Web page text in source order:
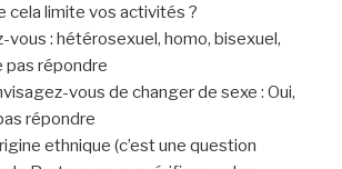
cela limite vos activités ?
vous : hétérosexuel, homo, bisexuel,
pas répondre
vous de changer de sexe : Oui,
répondre
ethnique (c’est une question